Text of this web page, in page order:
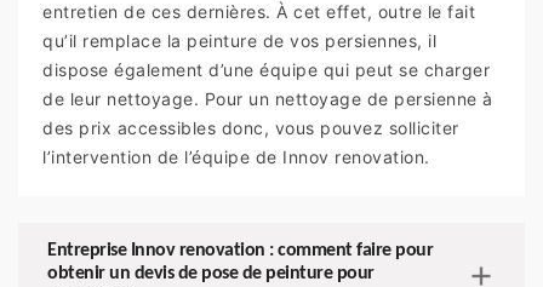
entretien de ces dernières. À cet effet, outre le fait
qu’il remplace la peinture de vos persiennes, il
dispose également d’une équipe qui peut se charger
de leur nettoyage. Pour un nettoyage de persienne à
des prix accessibles donc, vous pouvez solliciter
l’intervention de l’équipe de Innov renovation.
Entreprise Innov renovation : comment faire pour
obtenir un devis de pose de peinture pour